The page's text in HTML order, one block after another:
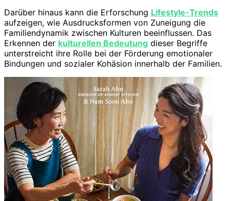
Darüber hinaus kann die Erforschung Lifestyle-Trends
aufzeigen, wie Ausdrucksformen von Zuneigung die
Familiendynamik zwischen Kulturen beeinflussen. Das
Erkennen der kulturellen Bedeutung dieser Begriffe
unterstreicht ihre Rolle bei der Förderung emotionaler
Bindungen und sozialer Kohäsion innerhalb der Familien.